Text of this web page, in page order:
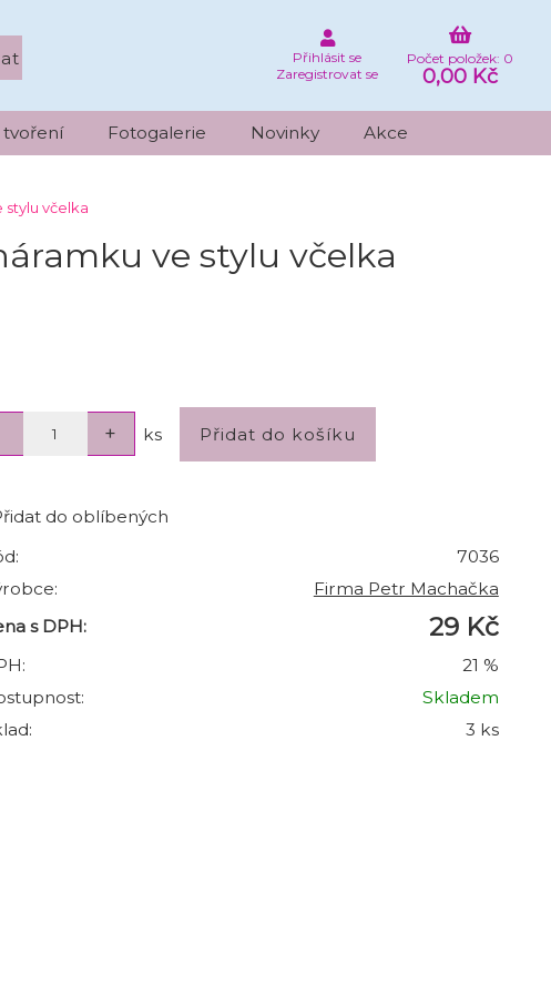
Počet položek: 0
0,00 Kč
Přihlásit se
Zaregistrovat se
tvoření Fotogalerie Novinky Akce
stylu včelka
ve stylu včelka
ks
do oblíbených
7036
Firma Petr Machačka
s DPH:
29 Kč
21 %
Skladem
3 ks